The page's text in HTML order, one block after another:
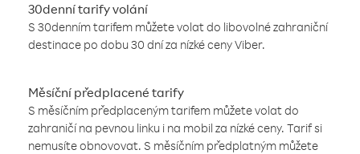
30denní tarify volání
S 30denním tarifem můžete volat do libovolné zahraniční
destinace po dobu 30 dní za nízké ceny Viber.
Měsíční předplacené tarify
S měsíčním předplaceným tarifem můžete volat do
zahraničí na pevnou linku i na mobil za nízké ceny. Tarif si
nemusíte obnovovat. S měsíčním předplatným můžete